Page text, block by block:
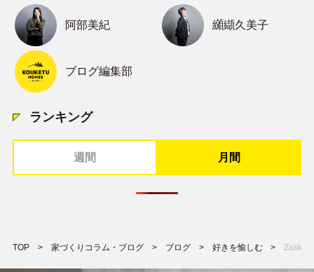
阿部美紀 纐纈久美子
ブログ編集部
ランキング
週間 月間
TOP 家づくりコラム・ブログ ブログ 好きを愉しむ Zakka